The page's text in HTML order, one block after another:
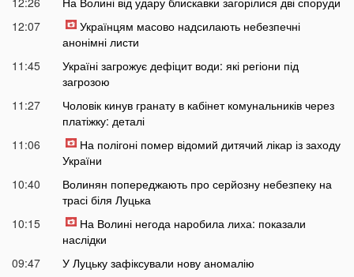
12:07
Українцям масово надсилають небезпечні
анонімні листи
11:45
Україні загрожує дефіцит води: які регіони під
загрозою
11:27
Чоловік кинув гранату в кабінет комунальників через
платіжку: деталі
11:06
На полігоні помер відомий дитячий лікар із заходу
України
10:40
Волинян попереджають про серйозну небезпеку на
трасі біля Луцька
10:15
На Волині негода наробила лиха: показали
наслідки
09:47
У Луцьку зафіксували нову аномалію